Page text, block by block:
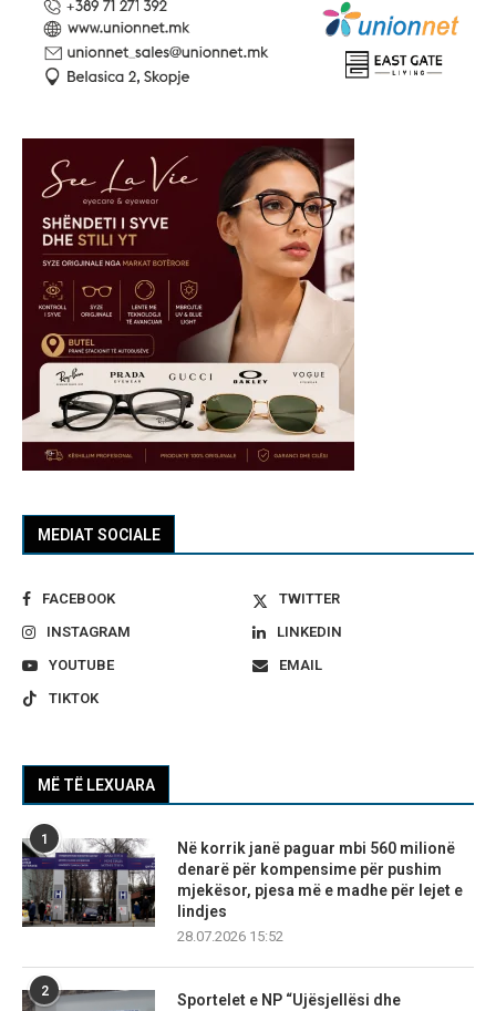
MEDIAT SOCIALE
FACEBOOK
TWITTER
INSTAGRAM
LINKEDIN
YOUTUBE
EMAIL
TIKTOK
MË TË LEXUARA
1
Në korrik janë paguar mbi 560 milionë
denarë për kompensime për pushim
mjekësor, pjesa më e madhe për lejet e
lindjes
28.07.2026 15:52
2
Sportelet e NP “Ujësjellësi dhe